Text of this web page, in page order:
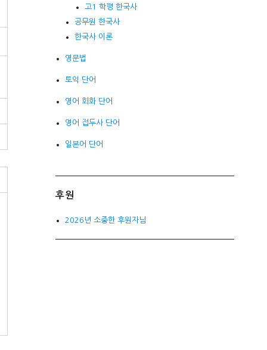
고1 학평 한국사
공무원 한국사
한국사 이론
영문법
토익 단어
영어 회화 단어
영어 접두사 단어
일본어 단어
후원
2026년 소중한 후원자님